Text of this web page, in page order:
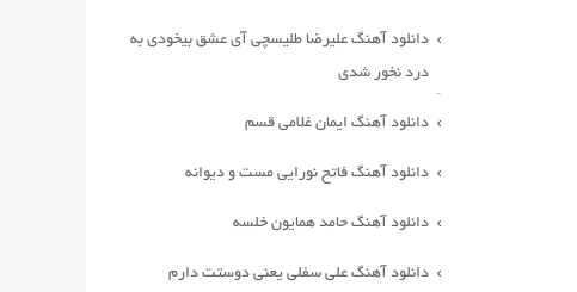
دانلود آهنگ علیرضا طلیسچی آی عشق بیخودی به
درد نخور شدی
دانلود آهنگ ایمان غلامی قسم
دانلود آهنگ فاتح نورایی مست و دیوانه
دانلود آهنگ حامد همایون خلسه
دانلود آهنگ علی سفلی یعنی دوستت دارم